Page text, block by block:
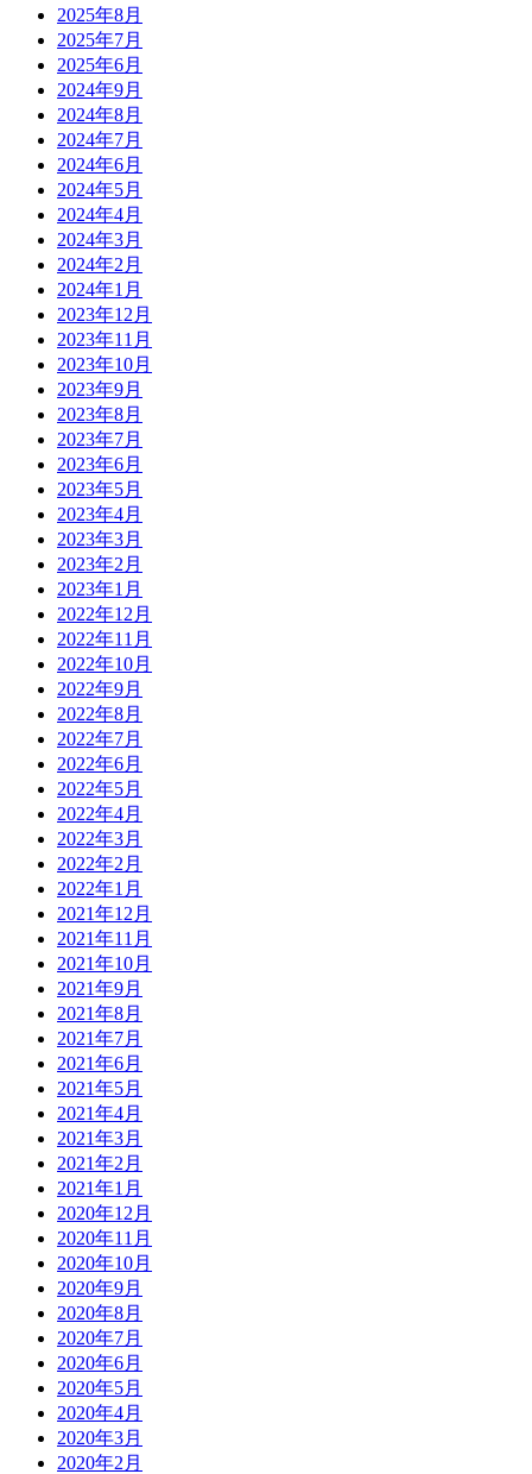
2025年8月
2025年7月
2025年6月
2024年9月
2024年8月
2024年7月
2024年6月
2024年5月
2024年4月
2024年3月
2024年2月
2024年1月
2023年12月
2023年11月
2023年10月
2023年9月
2023年8月
2023年7月
2023年6月
2023年5月
2023年4月
2023年3月
2023年2月
2023年1月
2022年12月
2022年11月
2022年10月
2022年9月
2022年8月
2022年7月
2022年6月
2022年5月
2022年4月
2022年3月
2022年2月
2022年1月
2021年12月
2021年11月
2021年10月
2021年9月
2021年8月
2021年7月
2021年6月
2021年5月
2021年4月
2021年3月
2021年2月
2021年1月
2020年12月
2020年11月
2020年10月
2020年9月
2020年8月
2020年7月
2020年6月
2020年5月
2020年4月
2020年3月
2020年2月